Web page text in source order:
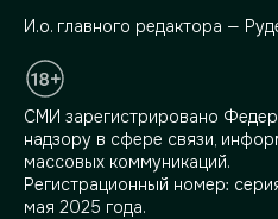
И.о. главного редактора —
СМИ зарегистрировано
надзору в сфере связи,
массовых коммуникаций.
Регистрационный номер:
мая 2025 года.